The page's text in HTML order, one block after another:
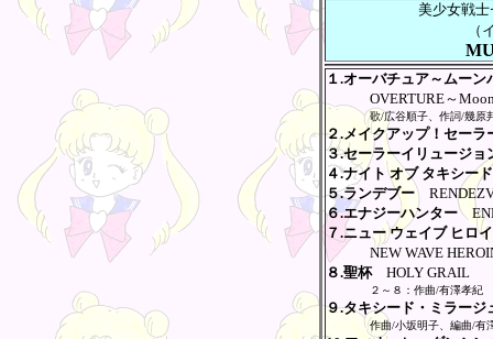
美少女戦
（
１.オーバチュア～ムー
OVERTURE～
歌/広谷順子、作詞/幾原
２.メイクアップ！セーラ
３.セーラーイリュージョ
４.ナイト オブ タキシード
５.ランデブー
６.エナジーハンター
７.ニュー ウェイブ ヒロ
NEW WAVE
８.聖杯HOLY GRAIL
２～８：作曲/有澤孝紀
９.タキシード・ミラージ
作曲/小坂明子、編曲/有